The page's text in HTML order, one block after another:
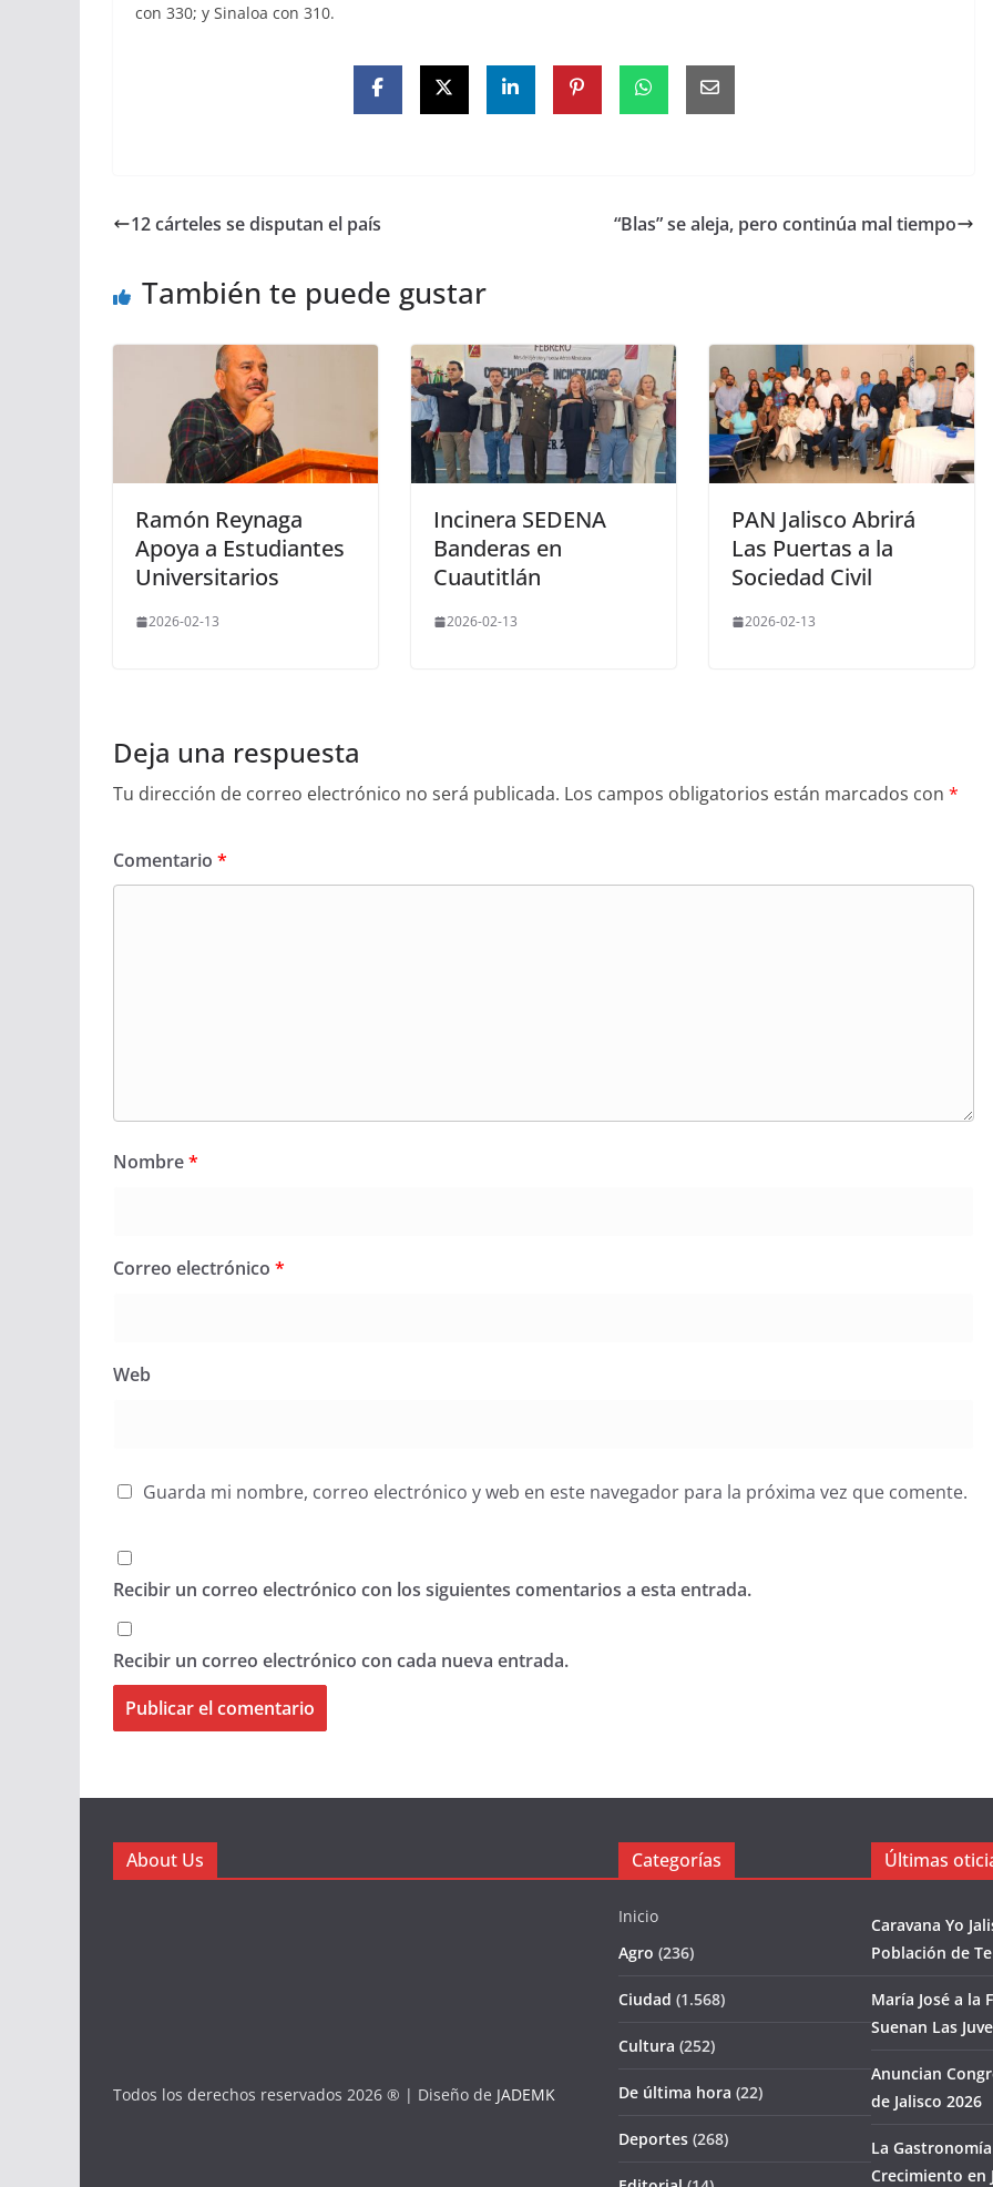
con 330; y Sinaloa con 310.
12 cárteles se disputan el país “Blas” se aleja, pero continúa mal tiempo
También te puede gustar
Ramón Reynaga
Apoya a Estudiantes
Universitarios
2026-02-13
Incinera SEDENA
Banderas en
Cuautitlán
2026-02-13
PAN Jalisco Abrirá
Las Puertas a la
Sociedad Civil
2026-02-13
Deja una respuesta
Tu dirección de correo electrónico no será publicada. Los campos obligatorios están marcados con *
Comentario *
Nombre*
Correo electrónico *
Web
Guarda mi nombre, correo electrónico y web en este navegador para la próxima vez que comente.
Recibir un correo electrónico con los siguientes comentarios a esta entrada.
Recibir un correo electrónico con cada nueva entrada.
About Us
Todos los derechos reservados 2026 ® | Diseño de JADEMK
Categorías
Inicio
Agro (236)
Ciudad (1.568)
Cultura (252)
De última hora (22)
Deportes (268)
Últimas
Caravana Yo
Población de
María José a la
Suenan Las
Anuncian
de Jalisco 2026
La
Crecimiento en